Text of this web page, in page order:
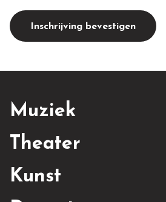
Inschrijving bevestigen
Muziek
Theater
Kunst